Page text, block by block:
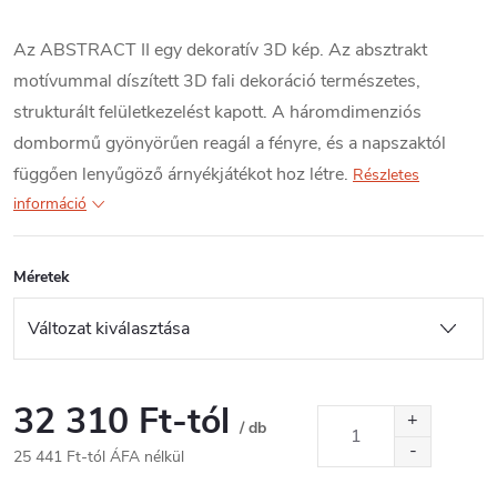
Az ABSTRACT II egy dekoratív 3D kép. Az absztrakt
motívummal díszített 3D fali dekoráció természetes,
strukturált felületkezelést kapott. A háromdimenziós
dombormű gyönyörűen reagál a fényre, és a napszaktól
függően lenyűgöző árnyékjátékot hoz létre. Részletes
információ
Méretek
32 310 Ft-tól / db
25 441 Ft-tól ÁFA nélkül